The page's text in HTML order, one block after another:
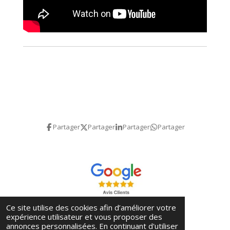
Ce site utilise des cookies afin d’améliorer votre
expérience utilisateur et vous proposer des
annonces personnalisées. En continuant d'utiliser
Partager Partager Partager Partager